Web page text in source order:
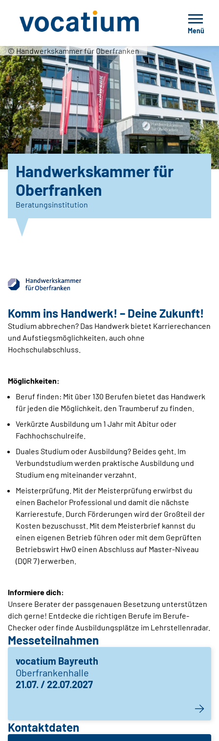
Menü
© Handwerkskammer für Oberfranken
Handwerkskammer für
Oberfranken
Beratungsinstitution
Komm ins Handwerk! – Deine Zukunft!
Studium abbrechen? Das Handwerk bietet Karrierechancen
und Aufstiegsmöglichkeiten, auch ohne
Hochschulabschluss.
Möglichkeiten:
Beruf finden: Mit über 130 Berufen bietet das Handwerk
für jeden die Möglichkeit, den Traumberuf zu finden.
Verkürzte Ausbildung um 1 Jahr mit Abitur oder
Fachhochschulreife.
Duales Studium oder Ausbildung? Beides geht. Im
Verbundstudium werden praktische Ausbildung und
Studium eng miteinander verzahnt.
Meisterprüfung. Mit der Meisterprüfung erwirbst du
einen Bachelor Professional und damit die nächste
Karrierestufe. Durch Förderungen wird der Großteil der
Kosten bezuschusst. Mit dem Meisterbrief kannst du
einen eigenen Betrieb führen oder mit dem Geprüften
Betriebswirt HwO einen Abschluss auf Master-Niveau
(DQR 7) erwerben.
Informiere dich:
Unsere Berater der passgenauen Besetzung unterstützen
dich gerne! Entdecke die richtigen Berufe im Berufe-
Checker oder finde Ausbildungsplätze im Lehrstellenradar.
Messeteilnahmen
vocatium Bayreuth
Oberfrankenhalle
21.07. / 22.07.2027
Kontaktdaten